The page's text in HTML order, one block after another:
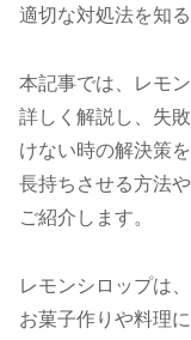
適切な対処法を知
本記事では、レモ
詳しく解説し、失
けない時の解決策
長持ちさせる方法
ご紹介します。
レモンシロップは
お菓子作りや料理